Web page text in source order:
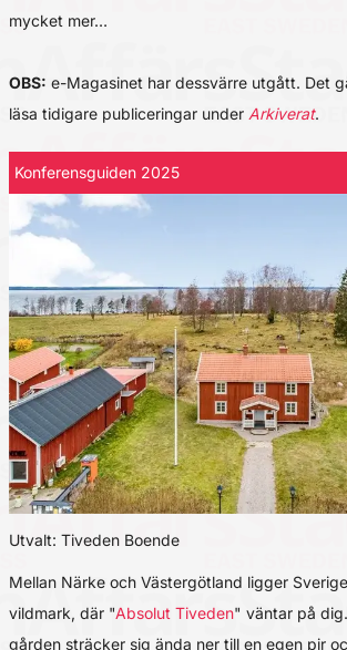
mycket mer…
OBS: e-Magasinet har dessvärre utgått. Det
läsa tidigare publiceringar under Arkiverat.
Konferensguiden 2025
Utvalt: Tiveden Boende
Mellan Närke och Västergötland ligger
vildmark, där "Absolut Tiveden" väntar på
gården sträcker sig ända ner till en egen pir